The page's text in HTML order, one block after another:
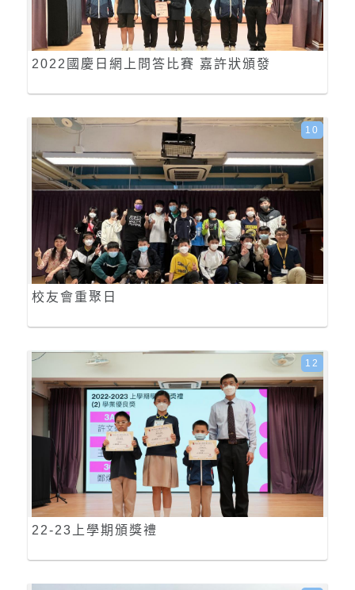
2022國慶日網上問答比賽 嘉許狀頒發
校友會重聚日
10
22-23上學期頒獎禮
12